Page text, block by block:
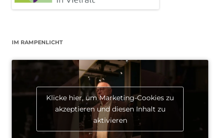
IM RAMPENLICHT
Klicke hier, um Marketing-Cookies zu
akzeptieren und diesen Inhalt zu
aktivieren